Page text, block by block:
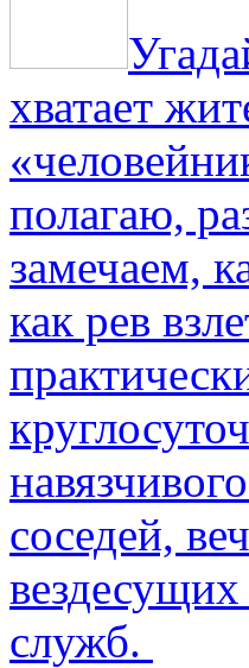
хватает
полагаю,
замечаем,
как рев
соседей,
служб.